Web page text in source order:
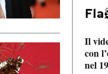
Fla
Il
con
nel